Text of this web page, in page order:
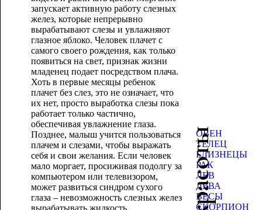
запускает активную работу слезных
желез, которые непрерывно
вырабатывают слезы и увлажняют
глазное яблоко. Человек плачет с
самого своего рождения, как только
появиться на свет, признак жизни
младенец подает посредством плача.
Хоть в первые месяцы ребенок
плачет без слез, это не означает, что
их нет, просто выработка слезы пока
работает только частично,
обеспечивая увлажнение глаза.
Позднее, малыш учится пользоваться
плачем и слезами, чтобы выражать
себя и свои желания. Если человек
мало моргает, просиживая подолгу за
компьютером или телевизором,
может развиться синдром сухого
глаза – невозможность слезных желез
вырабатывать жидкость.
ОВЕН
ТЕЛЕЦ
БЛИЗНЕЦЫ
РАК
ЛЕВ
ДЕВА
ВЕСЫ
СКОРПИОН